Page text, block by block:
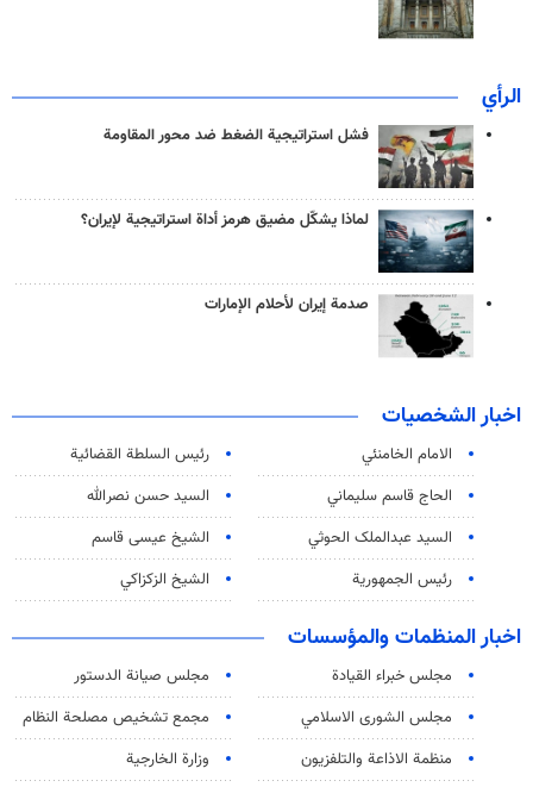
الرأي
فشل استراتيجية الضغط ضد محور المقاومة
لماذا يشكّل مضيق هرمز أداة استراتيجية لإيران؟
صدمة إيران لأحلام الإمارات
اخبار الشخصيات
الامام الخامنئي
رئیس السلطة القضائیة
الحاج قاسم سليماني
السيد حسن نصرالله
السید عبدالملک الحوثي
الشيخ عيسى قاسم
رئيس الجمهورية
الشيخ الزكزاكي
اخبار المنظمات والمؤسسات
مجلس خبراء القيادة
مجلس صيانة الدستور
مجلس الشورى الاسلامي
مجمع تشخيص مصلحة النظام
منظمة الاذاعة والتلفزیون
وزارة الخارجية